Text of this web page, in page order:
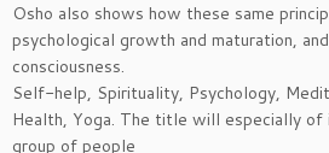
Osho also shows how these same
psychological growth and maturation,
consciousness.
Self-help, Spirituality, Psychology,
Health, Yoga. The title will especially
group of people